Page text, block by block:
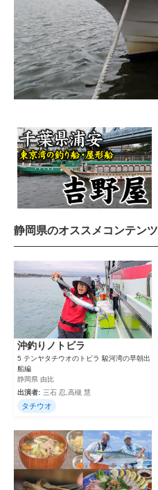
静岡県のオススメコンテンツ
沖釣りノトビラ
5 テンヤタチウオのトビラ 駿河湾の早朝出
船編
静岡県 由比
出演者: 三石 忍,高槻 慧
タチウオ